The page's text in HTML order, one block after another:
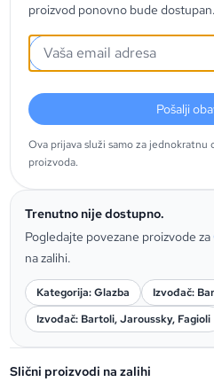
proizvod ponovno bude dostupan.
Pošalji
Ova prijava služi samo za
proizvoda.
Trenutno nije dostupno.
Pogledajte povezane proizvode za
na zalihi.
Kategorija: Glazba
Izvođač:
Izvođač: Bartoli, Jaroussky, Fagioli
Slični proizvodi na zalihi